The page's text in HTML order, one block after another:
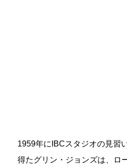
1959年にIBCスタジオの見習
得たグリン・ジョンズは、ロ